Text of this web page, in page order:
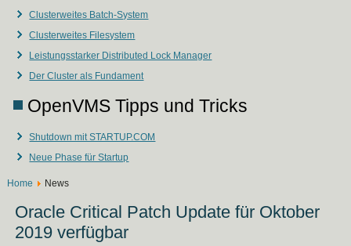
Clusterweites Batch-System
Clusterweites Filesystem
Leistungsstarker Distributed Lock Manager
Der Cluster als Fundament
OpenVMS Tipps und Tricks
Shutdown mit STARTUP.COM
Neue Phase für Startup
Home News
Oracle Critical Patch Update für Oktober
2019 verfügbar